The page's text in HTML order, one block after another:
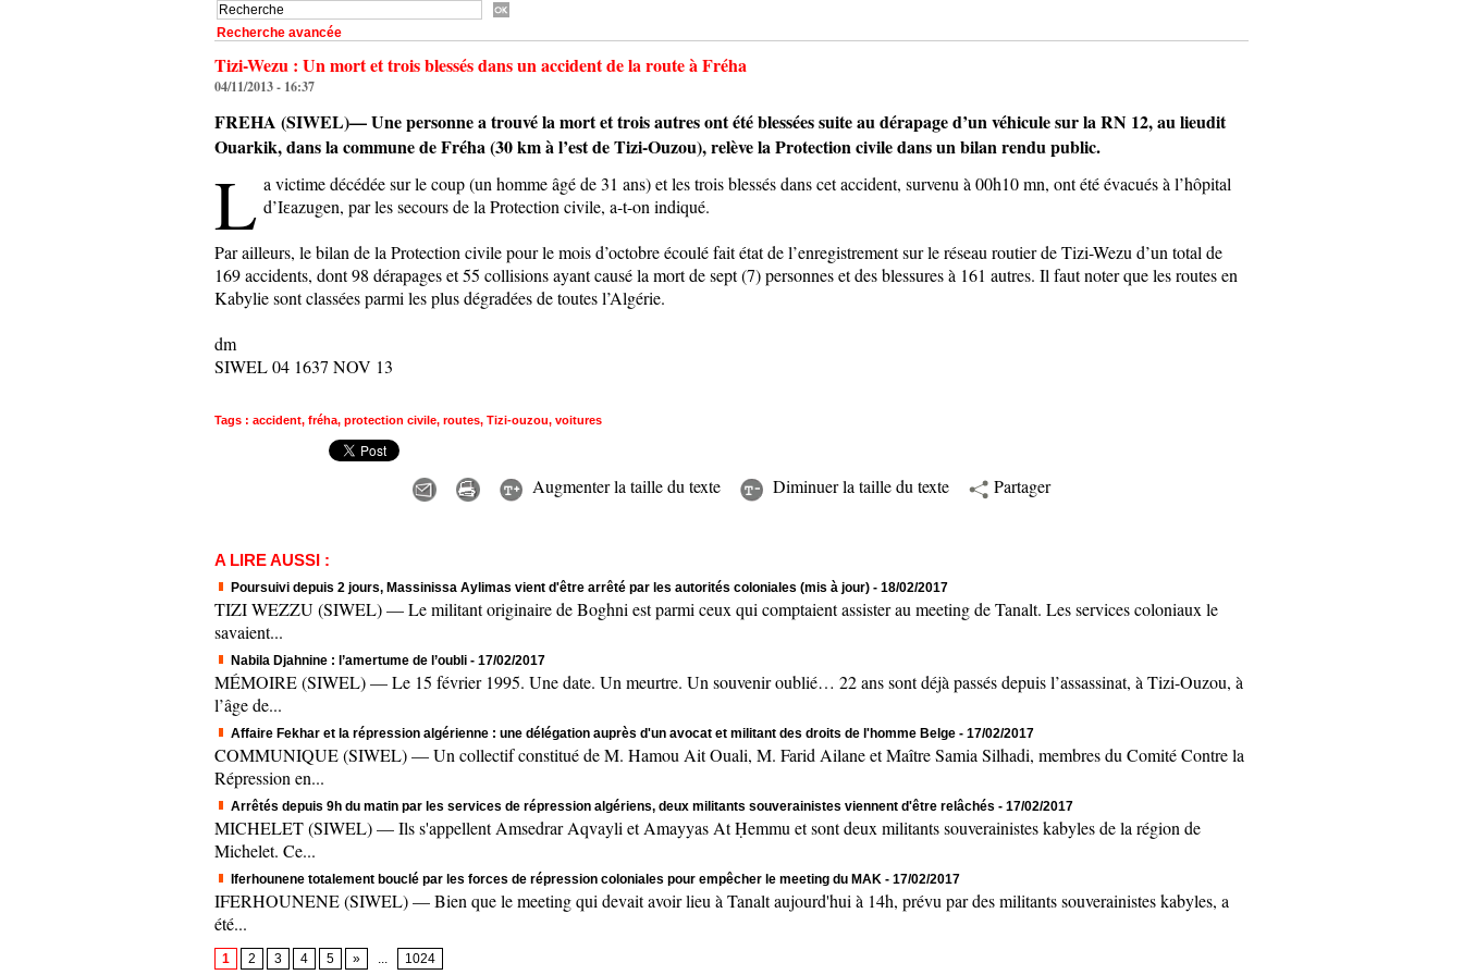
Recherche avancée
Tizi-Wezu : Un mort et trois blessés dans un accident de la route à Fréha
04/11/2013 - 16:37
FREHA (SIWEL)— Une personne a trouvé la mort et trois autres ont été blessées suite au dérapage d’un véhicule sur la RN 12, au lieudit
Ouarkik, dans la commune de Fréha (30 km à l’est de Tizi-Ouzou), relève la Protection civile dans un bilan rendu public.
L a victime décédée sur le coup (un homme âgé de 31 ans) et les trois blessés dans cet accident, survenu à 00h10 mn, ont été évacués à l’hôpital
d’Iɛazugen, par les secours de la Protection civile, a-t-on indiqué.
Par ailleurs, le bilan de la Protection civile pour le mois d’octobre écoulé fait état de l’enregistrement sur le réseau routier de Tizi-Wezu d’un total de
169 accidents, dont 98 dérapages et 55 collisions ayant causé la mort de sept (7) personnes et des blessures à 161 autres. Il faut noter que les routes en
Kabylie sont classées parmi les plus dégradées de toutes l’Algérie.
dm
SIWEL 04 1637 NOV 13
Tags : accident, fréha, protection civile, routes, Tizi-ouzou, voitures
Augmenter la taille du texte Diminuer la taille du texte Partager
A LIRE AUSSI :
Poursuivi depuis 2 jours, Massinissa Aylimas vient d'être arrêté par les autorités coloniales (mis à jour) - 18/02/2017
TIZI WEZZU (SIWEL) — Le militant originaire de Boghni est parmi ceux qui comptaient assister au meeting de Tanalt. Les services coloniaux le
savaient...
Nabila Djahnine : l’amertume de l’oubli - 17/02/2017
MÉMOIRE (SIWEL) — Le 15 février 1995. Une date. Un meurtre. Un souvenir oublié… 22 ans sont déjà passés depuis l’assassinat, à Tizi-Ouzou, à
l’âge de...
Affaire Fekhar et la répression algérienne : une délégation auprès d'un avocat et militant des droits de l'homme Belge - 17/02/2017
COMMUNIQUE (SIWEL) — Un collectif constitué de M. Hamou Ait Ouali, M. Farid Ailane et Maître Samia Silhadi, membres du Comité Contre la
Répression en...
Arrêtés depuis 9h du matin par les services de répression algériens, deux militants souverainistes viennent d'être relâchés - 17/02/2017
MICHELET (SIWEL) — Ils s'appellent Amsedrar Aqvayli et Amayyas At Ḥemmu et sont deux militants souverainistes kabyles de la région de
Michelet. Ce...
Iferhounene totalement bouclé par les forces de répression coloniales pour empêcher le meeting du MAK - 17/02/2017
IFERHOUNENE (SIWEL) — Bien que le meeting qui devait avoir lieu à Tanalt aujourd'hui à 14h, prévu par des militants souverainistes kabyles, a
été...
1 2 3 4 5 » 1024